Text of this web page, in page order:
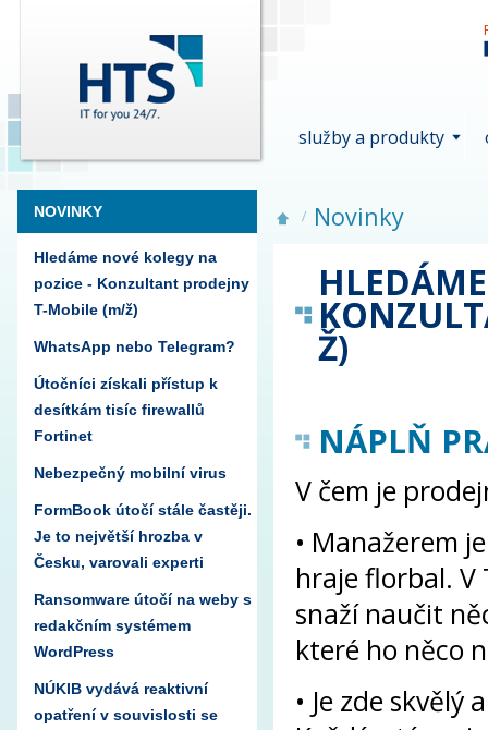
služby a produkty
NOVINKY
Hledáme nové kolegy na
pozice - Konzultant prodejny
T-Mobile (m/ž)
WhatsApp nebo Telegram?
Útočníci získali přístup k
desítkám tisíc firewallů
Fortinet
Nebezpečný mobilní virus
FormBook útočí stále častěji.
Je to největší hrozba v
Česku, varovali experti
Ransomware útočí na weby s
redakčním systémem
WordPress
NÚKIB vydává reaktivní
opatření v souvislosti se
Novinky
Ž)
NÁPLŇ
V čem je
• Manažerem
hraje florbal. V
snaží naučit
které ho něco
• Je zde